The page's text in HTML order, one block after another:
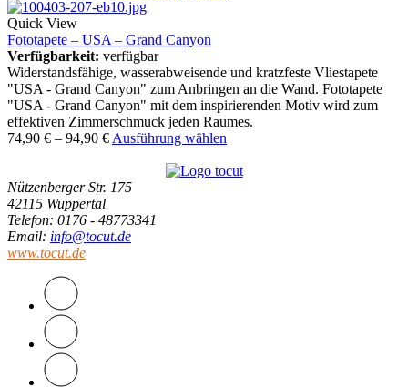
Quick View
Fototapete – USA – Grand Canyon
Verfügbarkeit: verfügbar
Widerstandsfähige, wasserabweisende und kratzfeste Vliestapete
"USA - Grand Canyon" zum Anbringen an die Wand. Fototapete
"USA - Grand Canyon" mit dem inspirierenden Motiv wird zum
effektiven Zimmerschmuck jeden Raumes.
74,90 € – 94,90 € Ausführung wählen
Nützenberger Str. 175
42115 Wuppertal
Telefon: 0176 - 48773341
Email: info@tocut.de
www.tocut.de